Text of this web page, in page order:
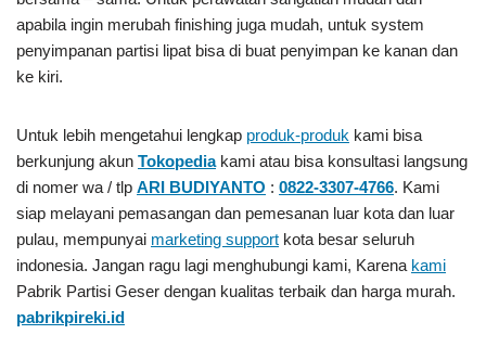
apabila ingin merubah finishing juga mudah, untuk system
penyimpanan partisi lipat bisa di buat penyimpan ke kanan dan
ke kiri.
Untuk lebih mengetahui lengkap produk-produk kami bisa
berkunjung akun Tokopediakami atau bisa konsultasi langsung
di nomer wa / tlp ARI BUDIYANTO : 0822-3307-4766. Kami
siap melayani pemasangan dan pemesanan luar kota dan luar
pulau, mempunyai marketing support kota besar seluruh
indonesia. Jangan ragu lagi menghubungi kami, Karena kami
Pabrik Partisi Geser dengan kualitas terbaik dan harga murah.
pabrikpireki.id